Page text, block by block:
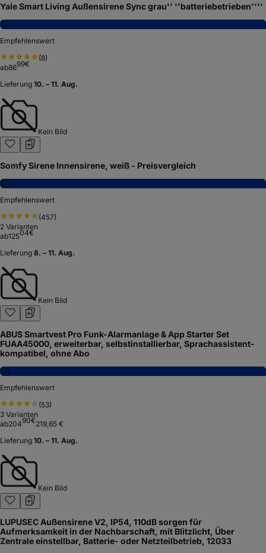
Yale Smart Living Außensirene Sync grau'' ''batteriebetrieben''''
7,3
Empfehlenswert
(8)
ab8699€
Lieferung 10. – 11. Aug.
Kein Bild
Somfy Sirene Innensirene, weiß - Preisvergleich
7,4
Empfehlenswert
(457)
2 Varianten
ab12504€
Lieferung 8. – 11. Aug.
Kein Bild
ABUS Smartvest Pro Funk-Alarmanlage & App Starter Set
FUAA45000, erweiterbar, selbstinstallierbar, Sprachassistent-
kompatibel, ohne Abo
7,2
Empfehlenswert
(53)
3 Varianten
ab20490€219,65 €
Lieferung 10. – 11. Aug.
Kein Bild
LUPUSEC Außensirene V2, IP54, 110dB sorgen für
Aufmerksamkeit in der Nachbarschaft, mit Blitzlicht, Über
Zentrale einstellbar, Batterie- oder Netzteilbetrieb, 12033